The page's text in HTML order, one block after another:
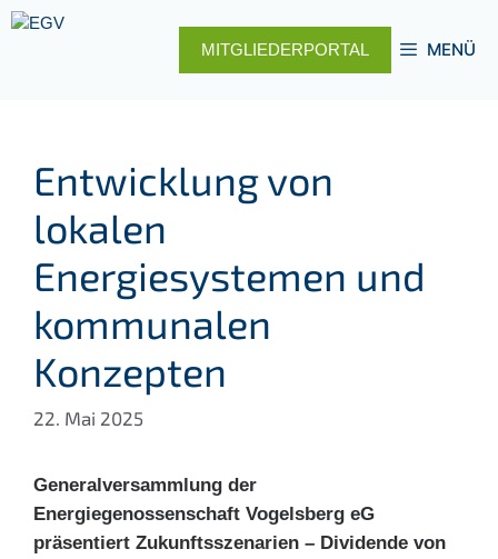
Zum
MENÜ
MITGLIEDERPORTAL
Entwicklung von
lokalen
Energiesystemen und
kommunalen
Konzepten
22. Mai 2025
Generalversammlung der
Energiegenossenschaft Vogelsberg eG
präsentiert Zukunftsszenarien – Dividende von